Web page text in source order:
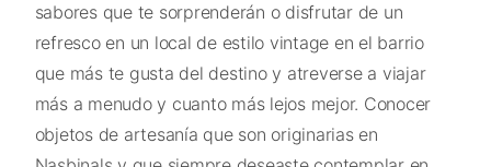
sabores que te sorprenderán o disfrutar de un
refresco en un local de estilo vintage en el barrio
que más te gusta del destino y atreverse a viajar
más a menudo y cuanto más lejos mejor. Conocer
objetos de artesanía que son originarias en